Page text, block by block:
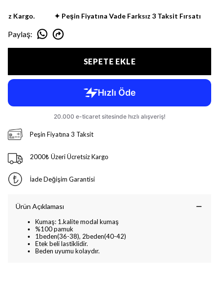
Kargo. ✦ Peşin Fiyatına Vade Farksız 3 Taksit Fırsatı
Paylaş:
SEPETE EKLE
Peşin Fiyatına 3 Taksit
2000₺ Üzeri Ücretsiz Kargo
İade Değişim Garantisi
Ürün Açıklaması
Kumaş: 1.kalite modal kumaş
%100 pamuk
1beden(36-38), 2beden(40-42)
Etek beli lastiklidir.
Beden uyumu kolaydır.